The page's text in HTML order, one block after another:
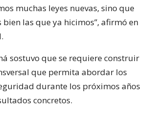
muchas leyes nuevas, sino que
las que ya hicimos”, afirmó en
sostuvo que se requiere construir
que permita abordar los
durante los próximos años
concretos.